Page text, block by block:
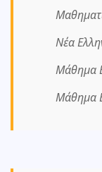
Νέα
Μάθημα
Μάθημα